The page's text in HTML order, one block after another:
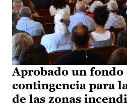
Aprobado un fondo
contingencia para
de las zonas